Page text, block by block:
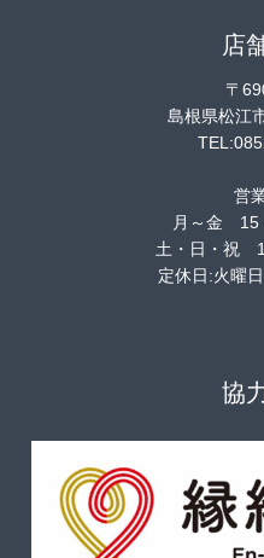
店
〒
島根県松江
営
月～金 15
土・日・祝
定休日:火曜
協